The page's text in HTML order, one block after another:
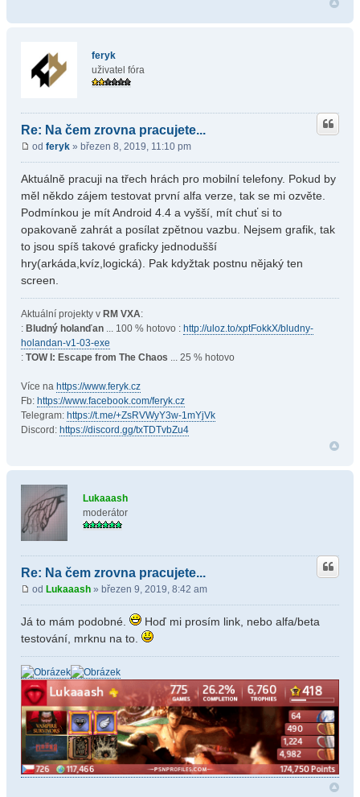
feryk
uživatel fóra
Re: Na čem zrovna pracujete...
od feryk » březen 8, 2019, 11:10 pm
Aktuálně pracuji na třech hrách pro mobilní telefony. Pokud by
měl někdo zájem testovat první alfa verze, tak se mi ozvěte.
Podmínkou je mít Android 4.4 a vyšší, mít chuť si to
opakovaně zahrát a posílat zpětnou vazbu. Nejsem grafik, tak
to jsou spíš takové graficky jednodušší
hry(arkáda,kvíz,logická). Pak kdyžtak postnu nějaký ten
screen.
Aktuální projekty v RM VXA:
: Bludný holanďan ... 100 % hotovo : http://uloz.to/xptFokkX/bludny-
holandan-v1-03-exe
: TOW I: Escape from The Chaos ... 25 % hotovo
Více na https://www.feryk.cz
Fb: https://www.facebook.com/feryk.cz
Telegram: https://t.me/+ZsRVWyY3w-1mYjVk
Discord: https://discord.gg/txTDTvbZu4
Lukaaash
moderátor
Re: Na čem zrovna pracujete...
od Lukaaash » březen 9, 2019, 8:42 am
Já to mám podobné.
Hoď mi prosím link, nebo alfa/beta
testování, mrknu na to.